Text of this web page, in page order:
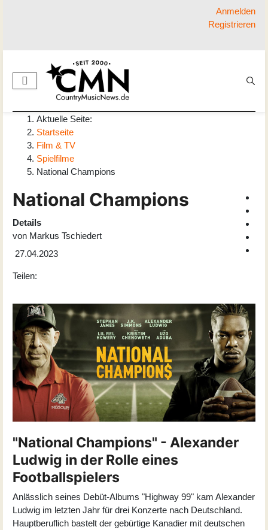
Anmelden
Registrieren
Aktuelle Seite:
Startseite
Film & TV
Spielfilme
National Champions
National Champions
Details
von Markus Tschiedert
27.04.2023
Teilen:
"National Champions" - Alexander
Ludwig in der Rolle eines
Footballspielers
Anlässlich seines Debüt-Albums "Highway 99" kam Alexander
Ludwig im letzten Jahr für drei Konzerte nach Deutschland.
Hauptberuflich bastelt der gebürtige Kanadier mit deutschen